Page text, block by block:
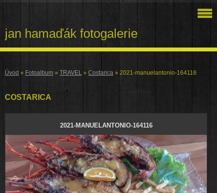
jan hamaďák fotogalerie
Úvod » Fotoalbum » TRAVEL » Costarica » 2021-manuelantonio-164116
COSTARICA
2021-MANUELANTONIO-164116